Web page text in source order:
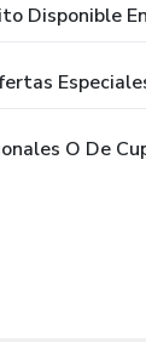
Disponible
O De